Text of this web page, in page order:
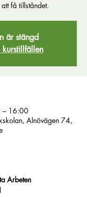
få tillståndet.
är stängd
– 16:00
Alnövägen 74,
Arbeten